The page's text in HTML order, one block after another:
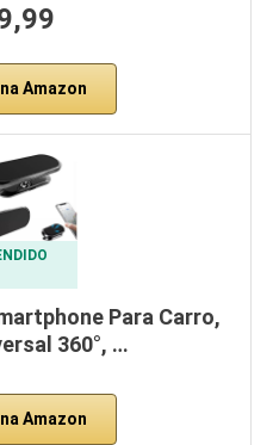
Amazon
Para Carro,
360°, …
Amazon